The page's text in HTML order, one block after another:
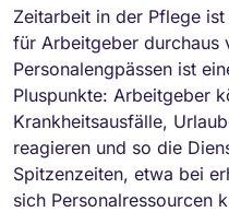
Zeitarbeit in der Pflege ist
für Arbeitgeber durchaus
Personalengpässen ist
Pluspunkte: Arbeitgeber
Krankheitsausfälle,
reagieren und so die
Spitzenzeiten, etwa bei
sich Personalressourcen